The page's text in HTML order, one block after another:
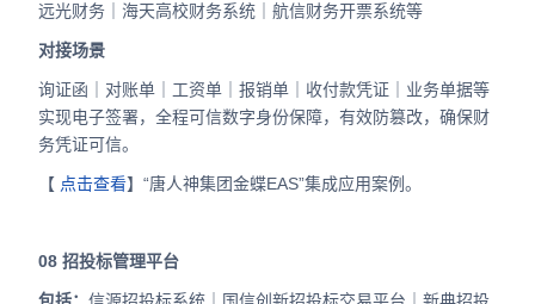
远光财务｜海天高校财务系统｜航信财务开票系统等
对接场景
询证函｜对账单｜工资单｜报销单｜收付款凭证｜业务单据等
实现电子签署，全程可信数字身份保障，有效防篡改，确保财
务凭证可信。
【 点击查看】“唐人神集团金蝶EAS”集成应用案例。
08 招投标管理平台